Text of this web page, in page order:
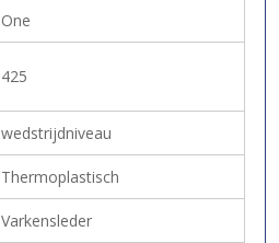
One
425
wedstrijdniveau
Thermoplastisch
Varkensleder